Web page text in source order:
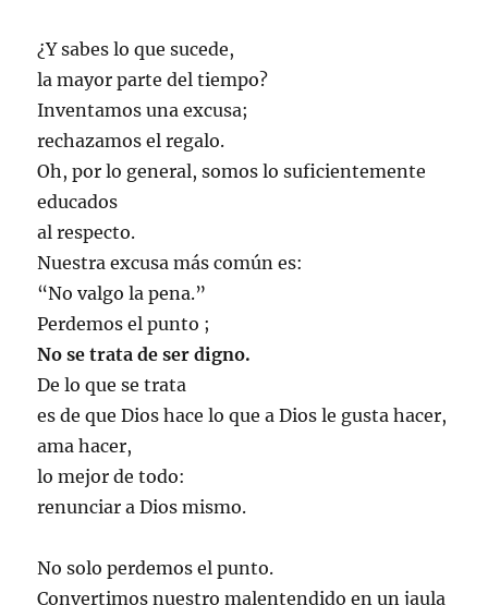
¿Y sabes lo que sucede,
la mayor parte del tiempo?
Inventamos una excusa;
rechazamos el regalo.
Oh, por lo general, somos lo suficientemente
educados
al respecto.
Nuestra excusa más común es:
“No valgo la pena.”
Perdemos el punto ;
No se trata de ser digno.
De lo que se trata
es de que Dios hace lo que a Dios le gusta hacer,
ama hacer,
lo mejor de todo:
renunciar a Dios mismo.
No solo perdemos el punto.
Convertimos nuestro malentendido en un jaula